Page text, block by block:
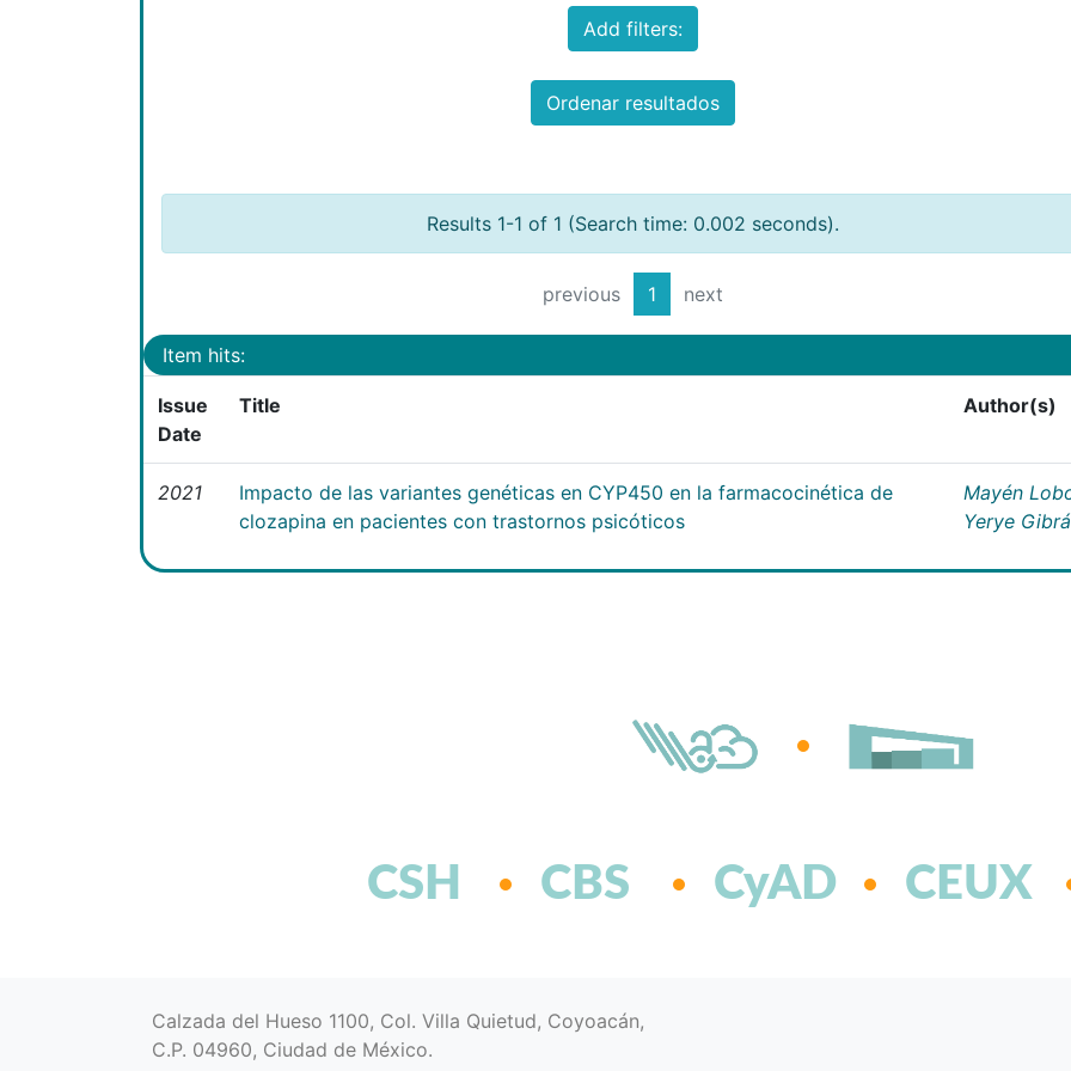
Add filters:
Ordenar resultados
Results 1-1 of 1 (Search time: 0.002 seconds).
previous 1 next
Item hits:
Issue
Date
Title Author(s)
2021
Impacto de las variantes genéticas en CYP450 en la farmacocinética de
clozapina en pacientes con trastornos psicóticos
Mayén
Yerye
CSH CBS CyAD CEUX
Calzada del Hueso 1100, Col. Villa Quietud, Coyoacán,
C.P. 04960, Ciudad de México.